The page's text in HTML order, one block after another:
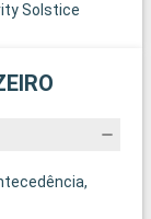
Solstice